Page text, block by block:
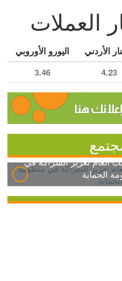
العملات
الأردني اليورو الأوروبي
4.23
3.46
العام تعزيز الشراكة في
الحماية